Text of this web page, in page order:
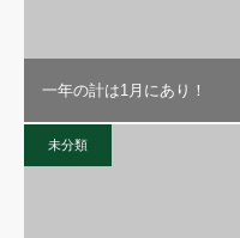
一年の計は1月にあり！
未分類